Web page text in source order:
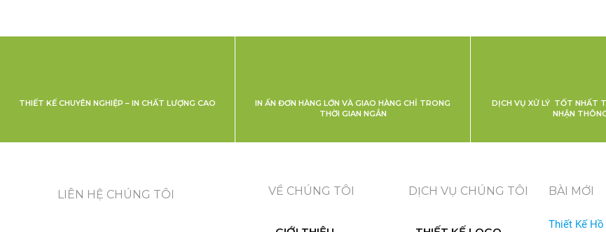
THIẾT KẾ CHUYÊN NGHIỆP – IN CHẤT LƯỢNG CAO
IN ẤN ĐƠN HÀNG LỚN VÀ GIAO HÀNG CHỈ TRONG
THỜI GIAN NGẮN
DỊCH VỤ XỬ LÝ TỐT NHẤT
NHẬN
LIÊN HỆ CHÚNG TÔI VỀ CHÚNG TÔI DỊCH VỤ CHÚNG TÔI BÀI MỚI
Thiết Kế